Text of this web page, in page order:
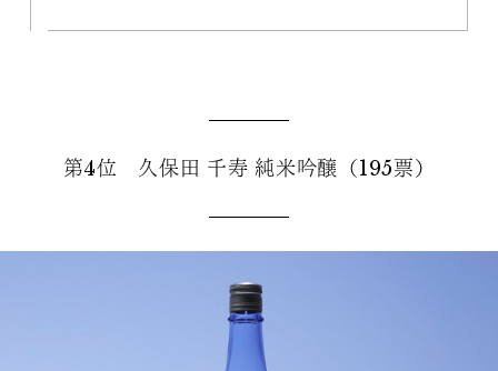
第4位 久保田 千寿 純米吟醸（195票）